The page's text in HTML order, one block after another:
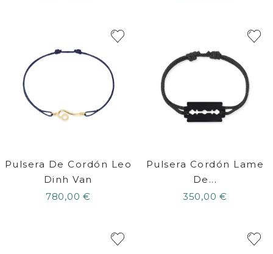
Pulsera De Cordón Leo
Dinh Van
780,00 €
Pulsera Cordón Lame
De...
350,00 €